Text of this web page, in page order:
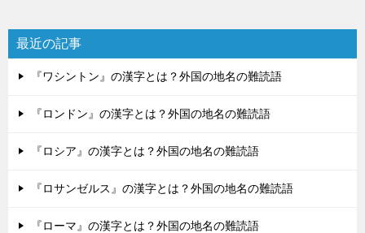
最近の記事
『ワシントン』の漢字とは？外国の地名の難読語
『ロンドン』の漢字とは？外国の地名の難読語
『ロシア』の漢字とは？外国の地名の難読語
『ロサンゼルス』の漢字とは？外国の地名の難読語
『ローマ』の漢字とは？外国の地名の難読語